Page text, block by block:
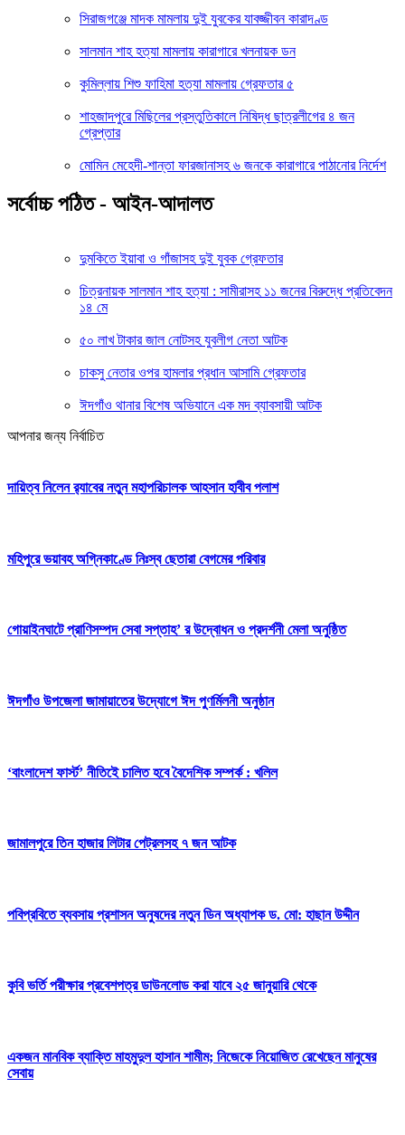
সিরাজগঞ্জে মাদক মামলায় দুই যুবকের যাবজ্জীবন কারাদণ্ড
সালমান শাহ হত্যা মামলায় কারাগারে খলনায়ক ডন
কুমিল্লায় শিশু ফাহিমা হত্যা মামলায় গ্রেফতার ৫
শাহজাদপুরে মিছিলের প্রস্তুতিকালে নিষিদ্ধ ছাত্রলীগের ৪ জন
গ্রেপ্তার
মোমিন মেহেদী-শান্তা ফারজানাসহ ৬ জনকে কারাগারে পাঠানোর নির্দেশ
সর্বোচ্চ পঠিত - আইন-আদালত
দুমকিতে ইয়াবা ও গাঁজাসহ দুই যুবক গ্রেফতার
চিত্রনায়ক সালমান শাহ হত্যা : সামীরাসহ ১১ জনের বিরুদ্ধে প্রতিবেদন
১৪ মে
৫০ লাখ টাকার জাল নোটসহ যুবলীগ নেতা আটক
চাকসু নেতার ওপর হামলার প্রধান আসামি গ্রেফতার
ঈদগাঁও থানার বিশেষ অভিযানে এক মদ ব্যাবসায়ী আটক
আপনার জন্য নির্বাচিত
দায়িত্ব নিলেন র‍্যাবের নতুন মহাপরিচালক আহসান হাবীব পলাশ
মহিপুরে ভয়াবহ অগ্নিকাণ্ডে নিঃস্ব ছেতারা বেগমের পরিবার
গোয়াইনঘাটে প্রাণিসম্পদ সেবা সপ্তাহ’ র উদ্বোধন ও প্রদর্শনী মেলা অনুষ্ঠিত
ঈদগাঁও উপজেলা জামায়াতের উদ্যোগে ঈদ পুণর্মিলনী অনুষ্ঠান
‘বাংলাদেশ ফার্স্ট’ নীতিইে চালিত হবে বৈদেশিক সম্পর্ক : খলিল
জামালপুরে তিন হাজার লিটার পেট্রলসহ ৭ জন আটক
পবিপ্রবিতে ব্যবসায় প্রশাসন অনুষদের নতুন ডিন অধ্যাপক ড. মো: হাছান উদ্দীন
কুবি ভর্তি পরীক্ষার প্রবেশপত্র ডাউনলোড করা যাবে ২৫ জানুয়ারি থেকে
একজন মানবিক ব্যাক্তি মাহমুদুল হাসান শামীম; নিজেকে নিয়োজিত রেখেছেন মানুষের
সেবায়